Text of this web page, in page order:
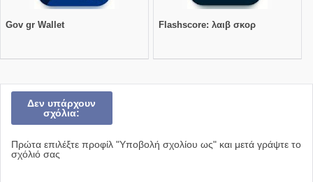
Gov gr Wallet Flashscore: λαιβ σκορ
Δεν υπάρχουν
σχόλια:
Πρώτα επιλέξτε προφίλ "Υποβολή σχολίου ως" και μετά γράψτε το
σχόλιό σας